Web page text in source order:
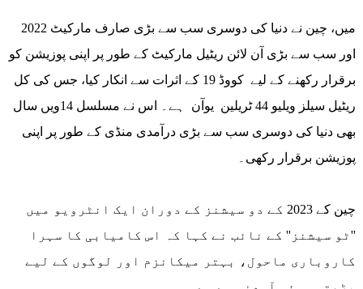
2022 میں، چین نے دنیا کی دوسری سب سے بڑی صارف مارکیٹ
اور سب سے بڑی آن لائن ریٹیل مارکیٹ کے طور پر اپنی پوزیشن کو
برقرار رکھنے کے لیے کووڈ 19 کے اثرات سے انکار کیا، جس کی کل
ریٹیل سیلز ویلیو 44 ٹریلین یوآن ہے۔ اس نے مسلسل 14ویں سال
بھی دنیا کی دوسری سب سے بڑی درآمدی منڈی کے طور پر اپنی
پوزیشن برقرار رکھی۔
چین کے 2023 کے دو سیشنز کے دوران ایک انٹرویو میں
''ٹو سیشنز'' کے نائب نے کہا کہ اس کامیابی کا سہرا
کاروباری ماحول، بہتر میکانزم اور لوگوں کے لیے